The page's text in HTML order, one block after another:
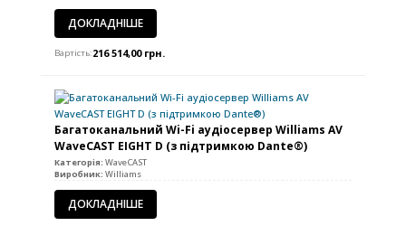
ДОКЛАДНІШЕ
Вартість:216 514,00 грн.
Багатоканальний Wi-Fi аудіосервер Williams AV
WaveCAST EIGHT D (з підтримкою Dante®)
Категорія: WaveCAST
Виробник: Williams
ДОКЛАДНІШЕ